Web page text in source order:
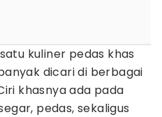
kuliner pedas khas
dicari di berbagai
khasnya ada pada
pedas, sekaligus